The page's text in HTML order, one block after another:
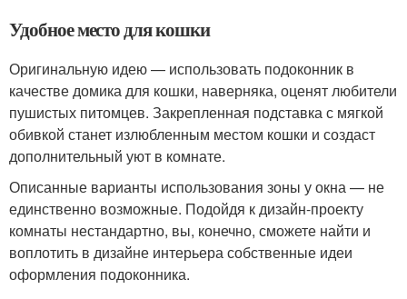
Удобное место для кошки
Оригинальную идею — использовать подоконник в
качестве домика для кошки, наверняка, оценят любители
пушистых питомцев. Закрепленная подставка с мягкой
обивкой станет излюбленным местом кошки и создаст
дополнительный уют в комнате.
Описанные варианты использования зоны у окна — не
единственно возможные. Подойдя к дизайн-проекту
комнаты нестандартно, вы, конечно, сможете найти и
воплотить в дизайне интерьера собственные идеи
оформления подоконника.